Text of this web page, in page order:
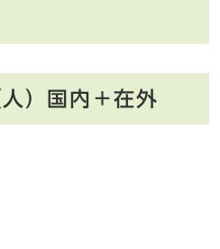
）国内＋在外